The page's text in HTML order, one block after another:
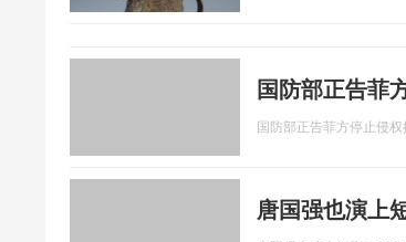
国防部正告菲
国防部正告菲方停止侵权
唐国强也演上